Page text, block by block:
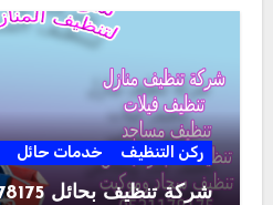
ركن التنظيف خدمات حائل
شركة تنظيف بحائل 0531178175